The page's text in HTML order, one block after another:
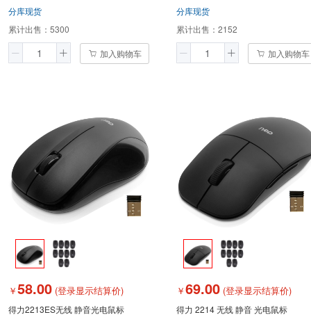
分库现货
累计出售： 5300
加入购物车
分库现货
累计出售： 2152
加入购物车
￥58.00 (登录显示结算价)
得力2213ES无线 静音光电鼠标
￥69.00 (登录显示结算价)
得力 2214 无线 静音 光电鼠标